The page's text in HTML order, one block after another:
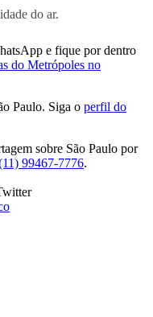
do ar.
e fique por dentro
do Metrópoles no
Paulo. Siga o perfil do
sobre São Paulo por
99467-7776.